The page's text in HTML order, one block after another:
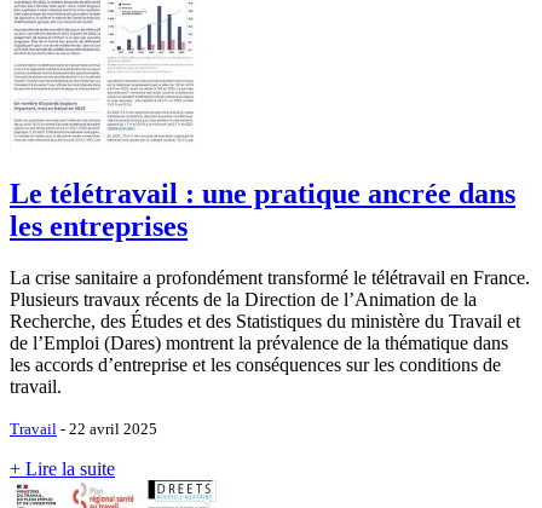
Le télétravail : une pratique ancrée dans
les entreprises
La crise sanitaire a profondément transformé le télétravail en France.
Plusieurs travaux récents de la Direction de l’Animation de la
Recherche, des Études et des Statistiques du ministère du Travail et
de l’Emploi (Dares) montrent la prévalence de la thématique dans
les accords d’entreprise et les conséquences sur les conditions de
travail.
Travail - 22 avril 2025
+ Lire la suite